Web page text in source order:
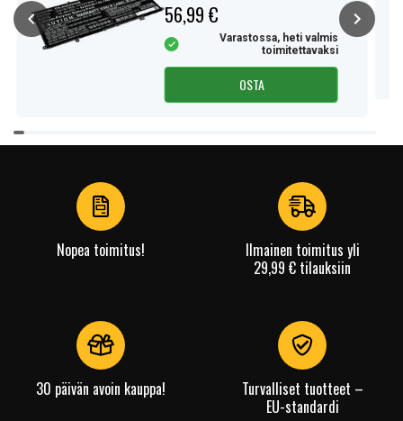
56,99 €
Varastossa, heti valmis
toimitettavaksi
OSTA
Item
1
Nopea toimitus!
Ilmainen toimitus yli
29,99 € tilauksiin
30 päivän avoin kauppa!
Turvalliset tuotteet –
EU-standardi